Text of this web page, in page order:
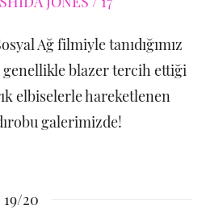
Ağ filmiyle tanıdığımız
blazer tercih ettiği
elbiselerle hareketlenen
galerimizde!
19/20